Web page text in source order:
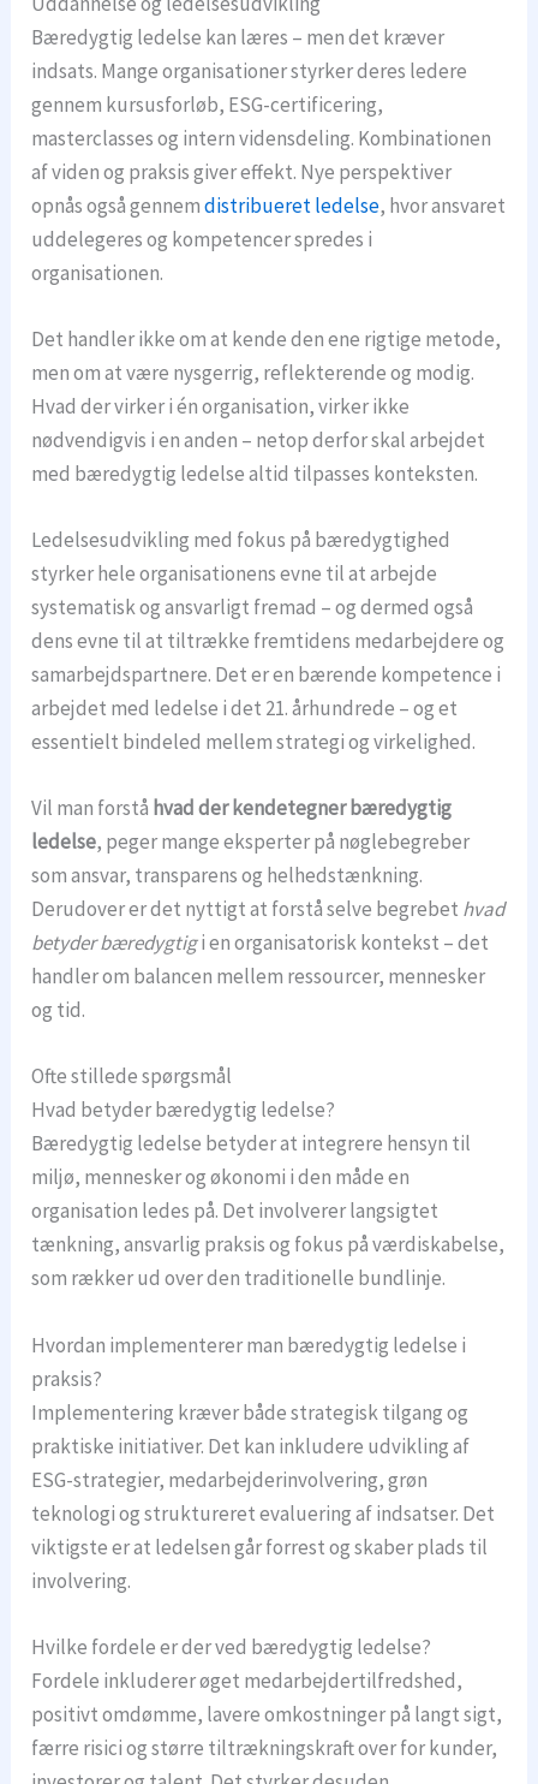
Bæredygtig ledelse kan læres – men det kræver
indsats. Mange organisationer styrker deres ledere
gennem kursusforløb, ESG-certificering,
masterclasses og intern vidensdeling. Kombinationen
af viden og praksis giver effekt. Nye perspektiver
opnås også gennemdistribueret ledelse, hvor ansvaret
uddelegeres og kompetencer spredes i
organisationen.
Det handler ikke om at kende den ene rigtige metode,
men om at være nysgerrig, reflekterende og modig.
Hvad der virker i én organisation, virker ikke
nødvendigvis i en anden – netop derfor skal arbejdet
med bæredygtig ledelse altid tilpasses konteksten.
Ledelsesudvikling med fokus på bæredygtighed
styrker hele organisationens evne til at arbejde
systematisk og ansvarligt fremad – og dermed også
dens evne til at tiltrække fremtidens medarbejdere og
samarbejdspartnere. Det er en bærende kompetence i
arbejdet med ledelse i det 21. århundrede – og et
essentielt bindeled mellem strategi og virkelighed.
Vil man forstå hvad der kendetegner bæredygtig
ledelse, peger mange eksperter på nøglebegreber
som ansvar, transparens og helhedstænkning.
Derudover er det nyttigt at forstå selve begrebet hvad
betyder bæredygtigi en organisatorisk kontekst – det
handler om balancen mellem ressourcer, mennesker
og tid.
Ofte stillede spørgsmål
Hvad betyder bæredygtig ledelse?
Bæredygtig ledelse betyder at integrere hensyn til
miljø, mennesker og økonomi i den måde en
organisation ledes på. Det involverer langsigtet
tænkning, ansvarlig praksis og fokus på værdiskabelse,
som rækker ud over den traditionelle bundlinje.
Hvordan implementerer man bæredygtig ledelse i
praksis?
Implementering kræver både strategisk tilgang og
praktiske initiativer. Det kan inkludere udvikling af
ESG-strategier, medarbejderinvolvering, grøn
teknologi og struktureret evaluering af indsatser. Det
viktigste er at ledelsen går forrest og skaber plads til
involvering.
Hvilke fordele er der ved bæredygtig ledelse?
Fordele inkluderer øget medarbejdertilfredshed,
positivt omdømme, lavere omkostninger på langt sigt,
færre risici og større tiltrækningskraft over for kunder,